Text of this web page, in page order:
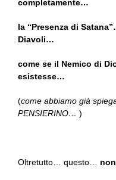
completamente…
la “Presenza di
Diavoli…
come se il Nemico di
esistesse…
(come abbiamo già
PENSIERINO… )
Oltretutto… questo…